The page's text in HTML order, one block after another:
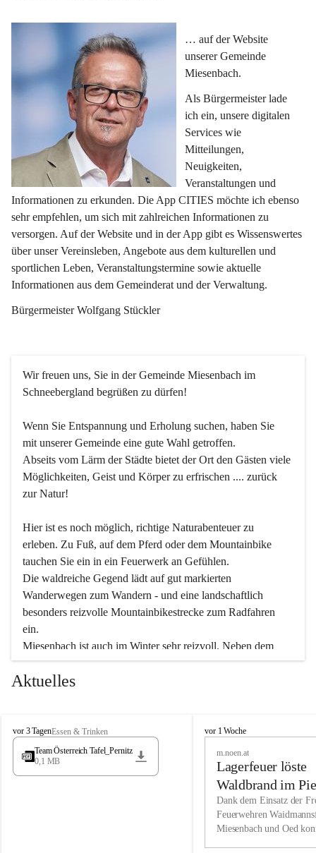
… auf der Website
unserer Gemeinde
Miesenbach.
Als Bürgermeister lade
ich ein, unsere digitalen
Services wie
Mitteilungen,
Neuigkeiten,
Veranstaltungen und
Informationen zu erkunden. Die App CITIES möchte ich ebenso
sehr empfehlen, um sich mit zahlreichen Informationen zu
versorgen. Auf der Website und in der App gibt es Wissenswertes
über unser Vereinsleben, Angebote aus dem kulturellen und
sportlichen Leben, Veranstaltungstermine sowie aktuelle
Informationen aus dem Gemeinderat und der Verwaltung.
Bürgermeister Wolfgang Stückler
Wir freuen uns, Sie in der Gemeinde Miesenbach im
Schneebergland begrüßen zu dürfen!
Wenn Sie Entspannung und Erholung suchen, haben Sie
mit unserer Gemeinde eine gute Wahl getroffen.
Abseits vom Lärm der Städte bietet der Ort den Gästen viele
Möglichkeiten, Geist und Körper zu erfrischen .... zurück
zur Natur!
Hier ist es noch möglich, richtige Naturabenteuer zu
erleben. Zu Fuß, auf dem Pferd oder dem Mountainbike
tauchen Sie ein in ein Feuerwerk an Gefühlen.
Die waldreiche Gegend lädt auf gut markierten
Wanderwegen zum Wandern - und eine landschaftlich
besonders reizvolle Mountainbikestrecke zum Radfahren
ein.
Miesenbach ist auch im Winter sehr reizvoll. Neben dem
Eisstockschießen gibt es auf dem nahe gelegenen Unterberg
wunderschöne Naturschneepisten, die zum Schifahren oder
vielfältige Angebot unserer Kulturvereine.
Überzeugen Sie sich selbst, dass Sie in Miesenbach sowie
in den Beherbergungsbetrieben, Gaststätten und urigen
Wir kennen Miesenbach als lebens- und liebenswerten Ort.
Tradition und Innovation werden ebenso groß geschrieben
Aktuelles
M
i
s
vor 3 TagenEssen & Trinken
Team Österreich Tafel_Pernitz
0,1 MB
M
h
vor 1 Woche
m.noen.at
Lagerfeuer löste
Waldbrand im
aus
Dank dem Einsatz der
Feuerwehren
Miesenbach und Oed